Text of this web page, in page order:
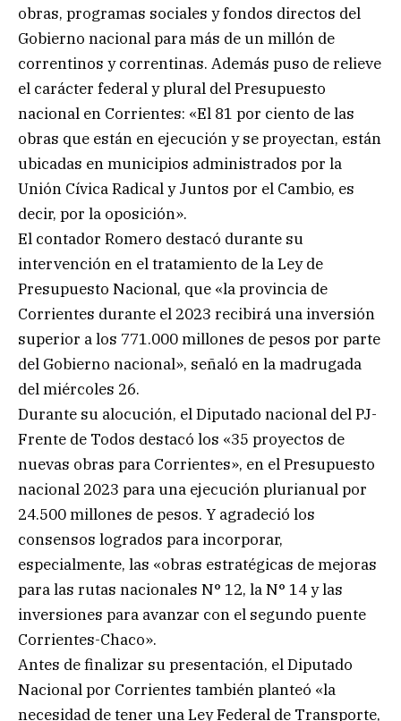
obras, programas sociales y fondos directos del
Gobierno nacional para más de un millón de
correntinos y correntinas. Además puso de relieve
el carácter federal y plural del Presupuesto
nacional en Corrientes: «El 81 por ciento de las
obras que están en ejecución y se proyectan, están
ubicadas en municipios administrados por la
Unión Cívica Radical y Juntos por el Cambio, es
decir, por la oposición».
El contador Romero destacó durante su
intervención en el tratamiento de la Ley de
Presupuesto Nacional, que «la provincia de
Corrientes durante el 2023 recibirá una inversión
superior a los 771.000 millones de pesos por parte
del Gobierno nacional», señaló en la madrugada
del miércoles 26.
Durante su alocución, el Diputado nacional del PJ-
Frente de Todos destacó los «35 proyectos de
nuevas obras para Corrientes», en el Presupuesto
nacional 2023 para una ejecución plurianual por
24.500 millones de pesos. Y agradeció los
consensos logrados para incorporar,
especialmente, las «obras estratégicas de mejoras
para las rutas nacionales N° 12, la N° 14 y las
inversiones para avanzar con el segundo puente
Corrientes-Chaco».
Antes de finalizar su presentación, el Diputado
Nacional por Corrientes también planteó «la
necesidad de tener una Ley Federal de Transporte,